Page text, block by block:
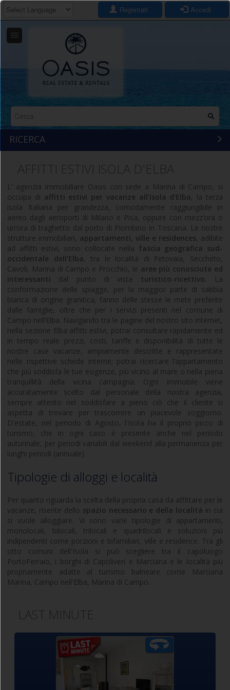
contenuto
POWERED BY TRANSLATE
Registrati Accedi
di
ricerca
RICERCA
AFFITTI ESTIVI ISOLA D'ELBA
L’ agenzia Immobiliare Oasis con sede a Marina di Campo, si
occupa di affitti estivi per vacanze all’Isola d’Elba, la terza
isola Italiana per grandezza, comodamente raggiungibile in
aereo dagli aeroporti di Milano e Pisa, oppure con mezz’ora o
un’ora di traghetto dal porto di Piombino in Toscana. Le nostre
strutture immobiliari, appartamenti, ville e residences, adibite
ad affitti estivi, sono collocate nella fascia geografica sud-
occidentale dell’Elba, tra le località di Fetovaia, Seccheto,
Cavoli, Marina di Campo e Procchio, le aree più conosciute ed
interessanti dal punto di vista turistico-ricettivo. La
conformazione delle spiagge, per la maggior parte di sabbia
bianca di origine granitica, fanno delle stesse le mete preferite
dalle famiglie, oltre che per i servizi presenti nel comune di
Campo nell’Elba. Navigando tra le pagine del nostro sito internet,
nella sezione Elba affitti estivi, potrai consultare rapidamente ed
in tempo reale prezzi, costi, tariffe e disponibilità di tutte le
nostre case vacanze, ampiamente descritte e rappresentate
nelle rispettive schede interne; potrai ricercare l’appartamento
che più soddisfa le tue esigenze, più vicino al mare o nella piena
tranquillità della vicina campagna. Ogni immobile viene
accuratamente scelto dal personale della nostra agenzia,
sempre attento nel soddisfare a pieno ciò che il cliente si
aspetta di trovare per trascorrere un piacevole soggiorno.
D'estate, nel periodo di Agosto, l'Isola ha il proprio picco di
turismo, che in ogni caso è presente anche nel periodo
autunnale, per periodi variabili dal weekend alla permanenza per
lunghi periodi (annuale).
Tipologie di alloggi e località
Per quanto riguarda la scelta della propria casa da affittare per le
vacanze, risente dello spazio necessario e della località in cui
si vuole alloggiare. Vi sono varie tipologie di appartamenti,
monolocali, bilocali, trilocali e quadrilocali e soluzioni più
indipendenti come porzioni e bifamiliari, ville e residence. Tra gli
otto comuni dell'Isola si può scegliere tra il capoluogo
PortoFerraio, i borghi di Capoliveri e Marciana e le località più
propriamente adatte al turismo balneare come Marciana
Marina, Campo nell'Elba, Marina di Campo.
LAST MINUTE
trilocale